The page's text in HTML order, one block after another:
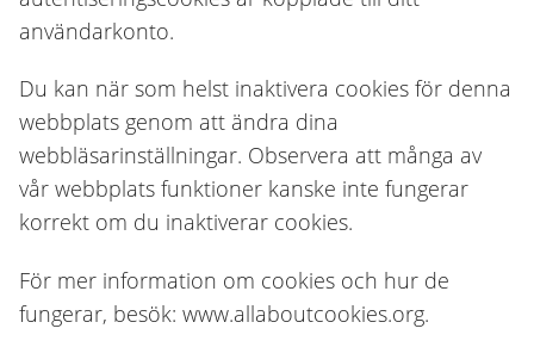
användarkonto.
Du kan när som helst inaktivera cookies för denna
webbplats genom att ändra dina
webbläsarinställningar. Observera att många av
vår webbplats funktioner kanske inte fungerar
korrekt om du inaktiverar cookies.
För mer information om cookies och hur de
fungerar, besök: www.allaboutcookies.org.